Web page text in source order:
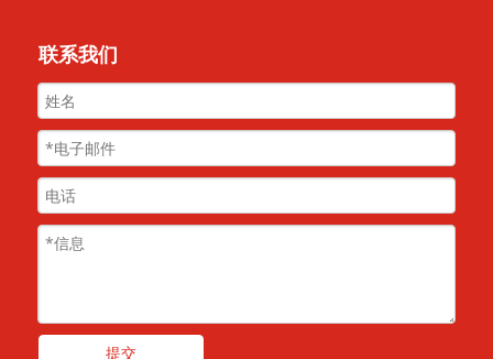
联系我们
提交